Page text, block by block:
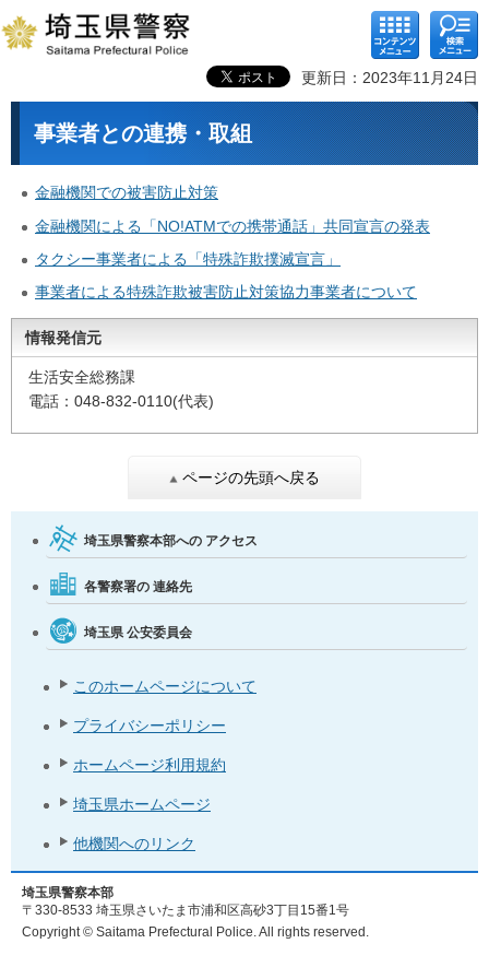
コンテ
ンツメ
ニュー
検索メ
ニュー
更新日：2023年11月24日
事業者との連携・取組
金融機関での被害防止対策
金融機関による「NO!ATMでの携帯通話」共同宣言の発表
タクシー事業者による「特殊詐欺撲滅宣言」
事業者による特殊詐欺被害防止対策協力事業者について
情報発信元
生活安全総務課
電話：048-832-0110(代表)
ページの先頭へ戻る
埼玉県警察本部への アクセス
各警察署の 連絡先
埼玉県 公安委員会
このホームページについて
プライバシーポリシー
ホームページ利用規約
埼玉県ホームページ
他機関へのリンク
埼玉県警察本部
〒330-8533 埼玉県さいたま市浦和区高砂3丁目15番1号
Copyright © Saitama Prefectural Police. All rights reserved.